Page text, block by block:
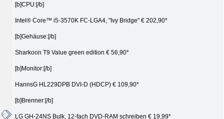
[b]CPU:[/b]
Intel® Core™ i5-3570K FC-LGA4, "Ivy Bridge" € 202,90*
[b]Gehäuse:[/b]
Sharkoon T9 Value green edition € 56,90*
[b]Monitor:[/b]
HannsG HL229DPB DVI-D (HDCP) € 109,90*
[b]Brenner:[/b]
LG GH-24NS Bulk, 12-fach DVD-RAM schreiben € 19,99*